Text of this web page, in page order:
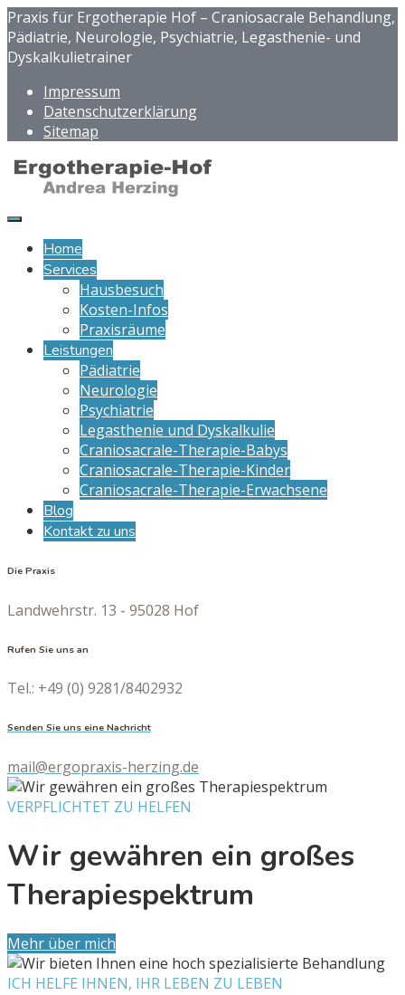
Praxis für Ergotherapie Hof – Craniosacrale Behandlung,
Pädiatrie, Neurologie, Psychiatrie, Legasthenie- und
Dyskalkulietrainer
Impressum
Datenschutzerklärung
Sitemap
Home
Services
Hausbesuch
Kosten-Infos
Praxisräume
Leistungen
Pädiatrie
Neurologie
Psychiatrie
Legasthenie und Dyskalkulie
Craniosacrale-Therapie-Babys
Craniosacrale-Therapie-Kinder
Craniosacrale-Therapie-Erwachsene
Blog
Kontakt zu uns
Die Praxis
Landwehrstr. 13 - 95028 Hof
Rufen Sie uns an
Tel.: +49 (0) 9281/8402932
Senden Sie uns eine Nachricht
mail@ergopraxis-herzing.de
VERPFLICHTET ZU HELFEN
Wir gewähren ein großes
Therapiespektrum
Mehr über mich
ICH HELFE IHNEN, IHR LEBEN ZU LEBEN